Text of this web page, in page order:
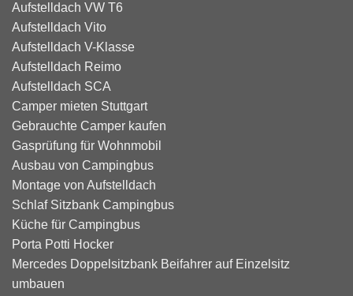
Aufstelldach VW T6
Aufstelldach Vito
Aufstelldach V-Klasse
Aufstelldach Reimo
Aufstelldach SCA
Camper mieten Stuttgart
Gebrauchte Camper kaufen
Gasprüfung für Wohnmobil
Ausbau von Campingbus
Montage von Aufstelldach
Schlaf Sitzbank Campingbus
Küche für Campingbus
Porta Potti Hocker
Mercedes Doppelsitzbank Beifahrer auf Einzelsitz
umbauen